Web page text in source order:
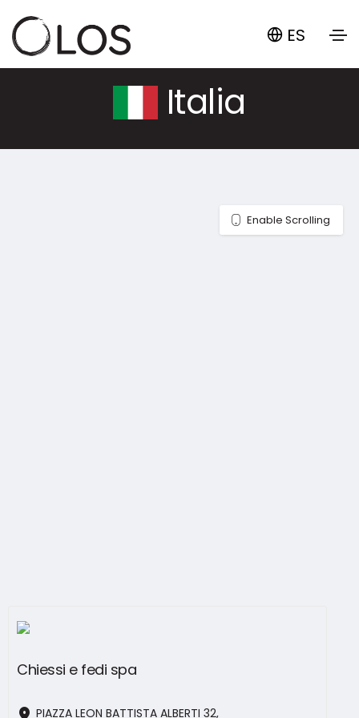
ES
Italia
Enable Scrolling
Chiessi e fedi spa
location_on PIAZZA LEON BATTISTA ALBERTI 32,